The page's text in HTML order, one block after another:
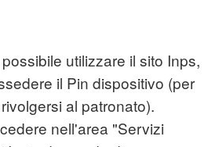
utilizzare il sito Inps,
il Pin dispositivo (per
al patronato).
nell'area "Servizi